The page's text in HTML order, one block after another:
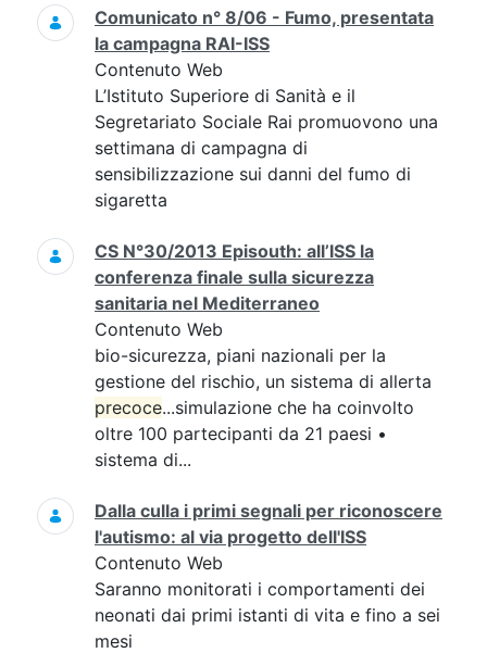
Comunicato n° 8/06 - Fumo, presentata
la campagna RAI-ISS
Contenuto Web
L’Istituto Superiore di Sanità e il
Segretariato Sociale Rai promuovono una
settimana di campagna di
sensibilizzazione sui danni del fumo di
sigaretta
CS N°30/2013 Episouth: all’ISS la
conferenza finale sulla sicurezza
sanitaria nel Mediterraneo
Contenuto Web
bio-sicurezza, piani nazionali per la
gestione del rischio, un sistema di allerta
precoce...simulazione che ha coinvolto
oltre 100 partecipanti da 21 paesi •
sistema di...
Dalla culla i primi segnali per riconoscere
l'autismo: al via progetto dell'ISS
Contenuto Web
Saranno monitorati i comportamenti dei
neonati dai primi istanti di vita e fino a sei
mesi